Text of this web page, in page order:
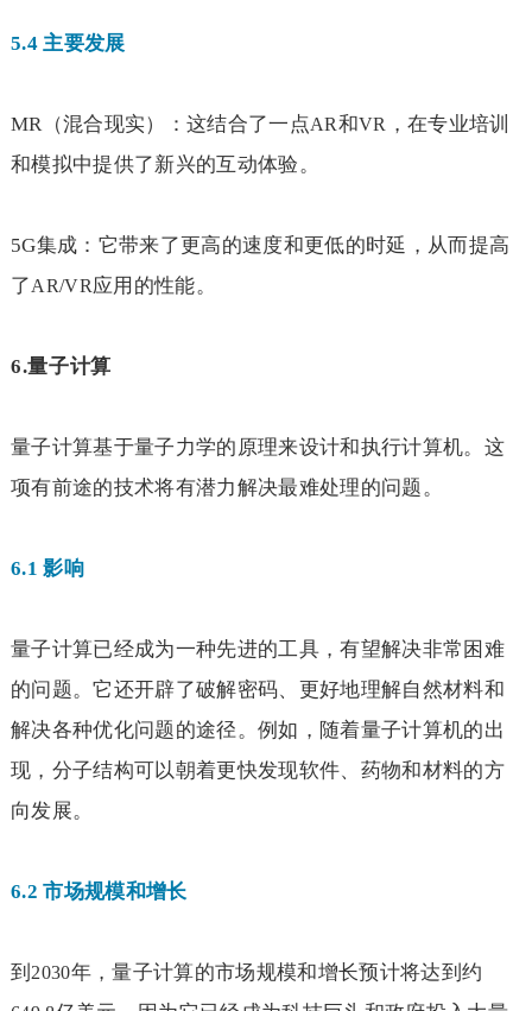
5.4主要发展
MR（混合现实）：这结合了一点AR和VR ，在专业培训
和模拟中提供了新兴的互动体验。
5G集成：它带来了更高的速度和更低的时延，从而提高
了AR/VR应用的性能。
6.量子计算
量子计算基于量子力学的原理来设计和执行计算机。这
项有前途的技术将有潜力解决最难处理的问题。
6.1影响
量子计算已经成为一种先进的工具，有望解决非常困难
的问题。它还开辟了破解密码、更好地理解自然材料和
解决各种优化问题的途径。例如，随着量子计算机的出
现，分子结构可以朝着更快发现软件、药物和材料的方
向发展。
6.2市场规模和增长
到2030年，量子计算的市场规模和增长预计将达到约